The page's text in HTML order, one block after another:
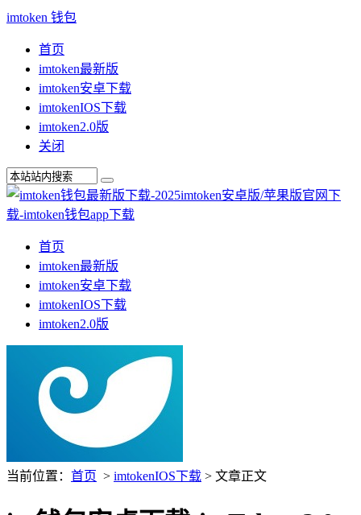
imtoken 钱包
首页
imtoken最新版
imtoken安卓下载
imtokenIOS下载
imtoken2.0版
关闭
首页
imtoken最新版
imtoken安卓下载
imtokenIOS下载
imtoken2.0版
当前位置： 首页 > imtokenIOS下载 > 文章正文